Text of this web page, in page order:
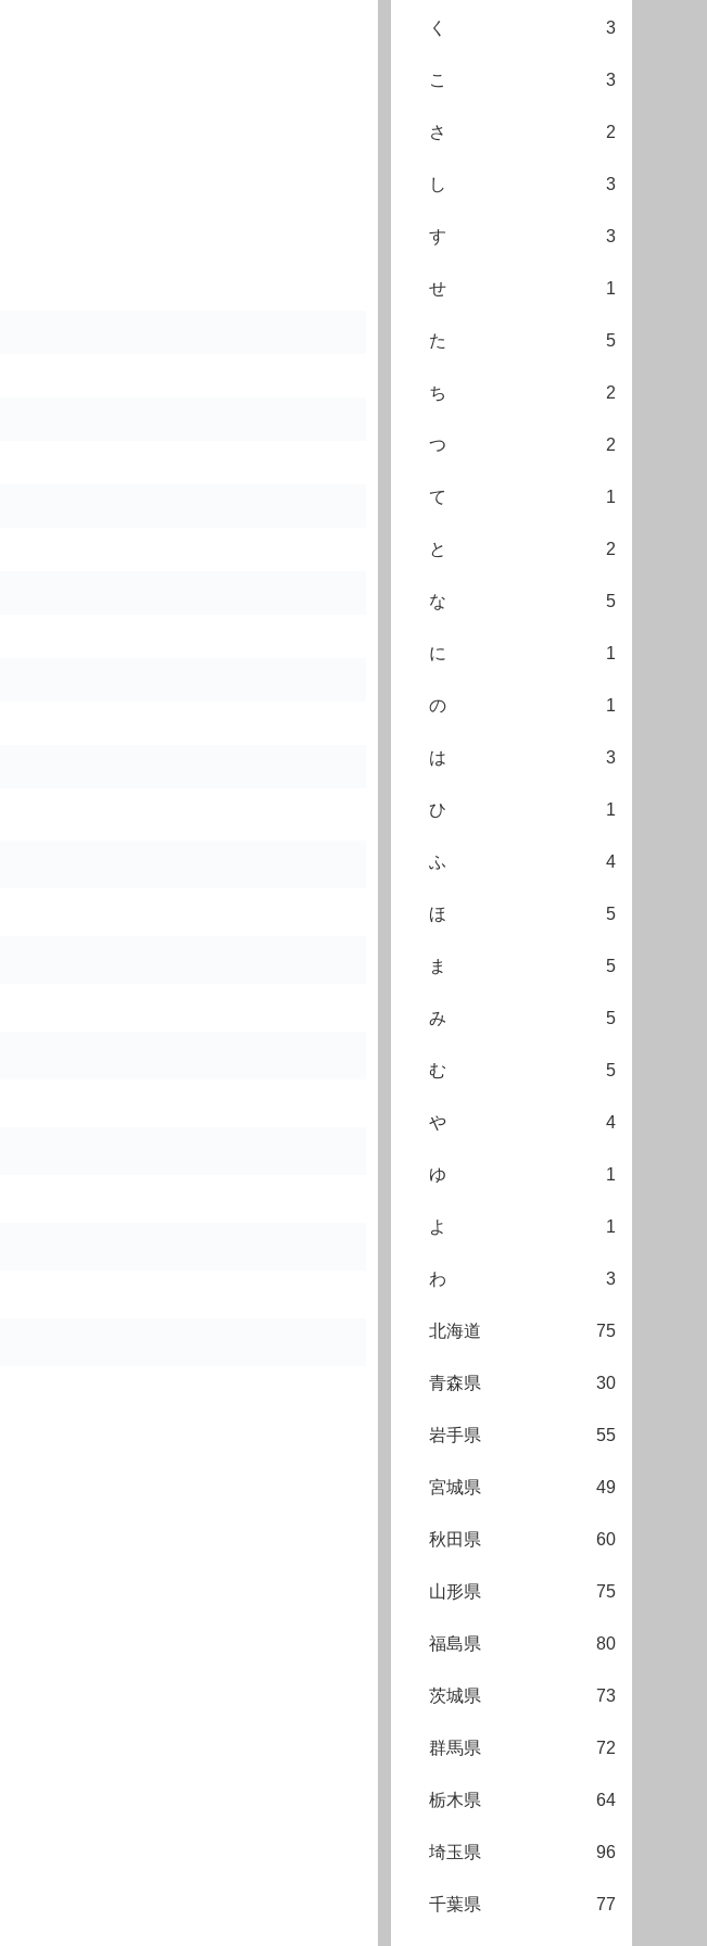
く 3
こ 3
さ 2
し 3
す 3
せ 1
た 5
ち 2
つ 2
て 1
と 2
な 5
に 1
の 1
は 3
ひ 1
ふ 4
ほ 5
ま 5
み 5
む 5
や 4
ゆ 1
よ 1
わ 3
北海道 75
青森県 30
岩手県 55
宮城県 49
秋田県 60
山形県 75
福島県 80
茨城県 73
群馬県 72
栃木県 64
埼玉県 96
千葉県 77